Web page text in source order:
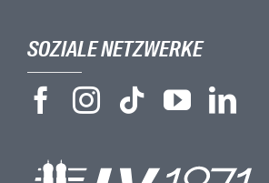
SOZIALE NETZWERKE